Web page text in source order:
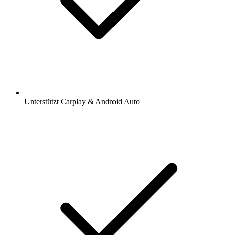
Unterstützt Carplay & Android Auto